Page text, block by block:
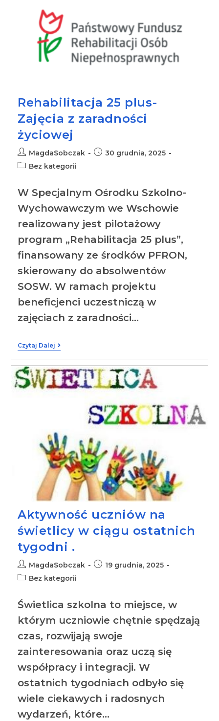
Rehabilitacja 25 plus-
Zajęcia z zaradności
życiowej
MagdaSobczak
30 grudnia, 2025
Bez kategorii
W Specjalnym Ośrodku Szkolno-
Wychowawczym we Wschowie
realizowany jest pilotażowy
program „Rehabilitacja 25 plus”,
finansowany ze środków PFRON,
skierowany do absolwentów
SOSW. W ramach projektu
beneficjenci uczestniczą w
zajęciach z zaradności…
Czytaj Dalej
Aktywność uczniów na
świetlicy w ciągu ostatnich
tygodni .
MagdaSobczak
19 grudnia, 2025
Bez kategorii
Świetlica szkolna to miejsce, w
którym uczniowie chętnie spędzają
czas, rozwijają swoje
zainteresowania oraz uczą się
współpracy i integracji. W
ostatnich tygodniach odbyło się
wiele ciekawych i radosnych
wydarzeń, które…